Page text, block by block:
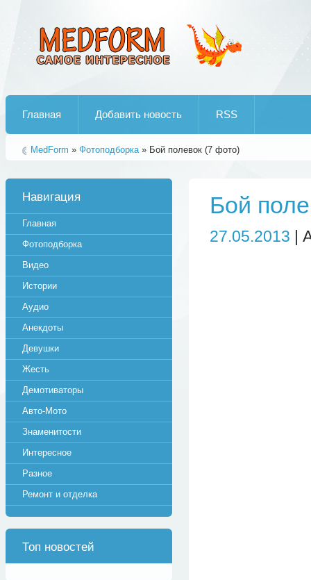
Главная Добавить новость RSS
MedForm » Фотоподборка» Бой полевок (7 фото)
Бой
27.05.2013 |
Навигация
Главная
Фотоподборка
Видео
Истории
Аудио
Анекдоты
Девушки
Жесть
Демотиваторы
Авто-Мото
Знаменитости
Интересное
Разное
Ремонт и отделка
Топ новостей